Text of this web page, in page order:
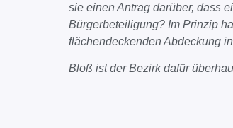
sie einen Antrag darüber, dass
Bürgerbeteiligung? Im Prinzip
flächendeckenden Abdeckung
Bloß ist der Bezirk dafür